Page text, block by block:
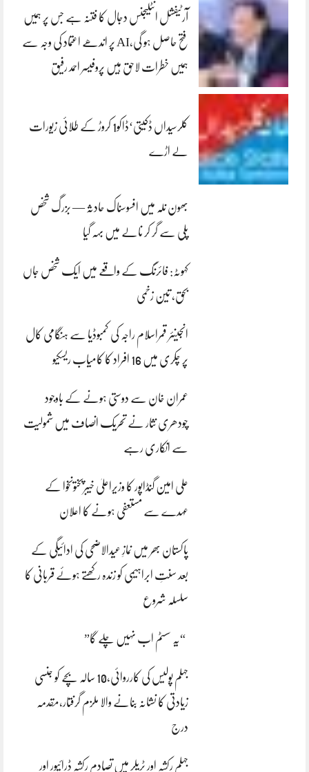
آرٹیفشل انٹلیجنس دجال کا فتنہ ہے جس پر ہمیں
فتح حاصل ہو گی،AI پر اندھے اعتماد کی وجہ سے
ہمیں خطرات لاحق ہیں پروفیسر احمد رفیق
کلرسیداں ڈکیتی‘ڈاکو1 کروڑ کے طلائی زیورات
لے اڑے
بھون نلہ میں افسوسناک حادثہ — بزرگ شخص
پلی سے گر کر نالے میں بہہ گیا
کہوٹہ: فائرنگ کے واقعے میں ایک شخص جاں
بحق، تین زخمی
انجینئر قمراسلام راجہ کی کمبوڈیا سے ہنگامی کال
پر چکری میں 16 افراد کا کامیاب ریسکیو
عمران خان سے دوستی ہونے کے باوجود
چودھری نثار نے تحریک انصاف میں شمولیت
سے انکاری رہے
علی امین گنڈاپور کا وزیراعلیٰ خیبرپختونخوا کے
عہدے سے مستعفی ہونے کا اعلان
پاکستان بھر میں نمازِ عیدالاضحی کی ادائیگی کے
بعد سنتِ ابراہیمی کو زندہ رکھتے ہوئے قربانی کا
سلسلہ شروع
“یہ سسٹم اب نہیں چلے گا”
جہلم پولیس کی کارروائی،10 سالہ بچے کو جنسی
زیادتی کا نشانہ بنانے والا ملزم گرفتار،مقدمہ
درج
جہلم رکشہ اور ٹریلر میں تصادم رکشہ ڈرائیور اور